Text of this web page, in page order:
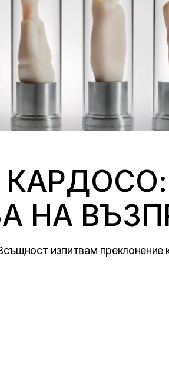
НА
изпитвам